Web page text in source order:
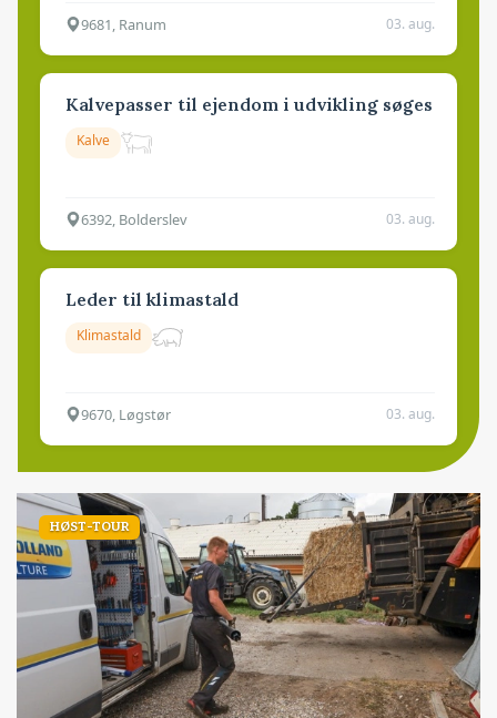
9681, Ranum 03. aug.
Kalvepasser til ejendom i udvikling søges
Kalve
6392, Bolderslev 03. aug.
Leder til klimastald
Klimastald
9670, Løgstør 03. aug.
HØST-TOUR